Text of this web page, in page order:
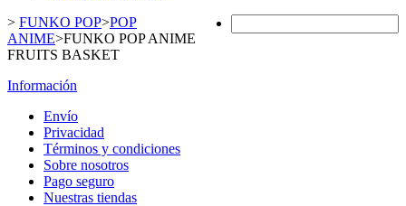
> FUNKO POP>POP
ANIME>FUNKO POP ANIME
FRUITS BASKET
Información
Envío
Privacidad
Términos y condiciones
Sobre nosotros
Pago seguro
Nuestras tiendas